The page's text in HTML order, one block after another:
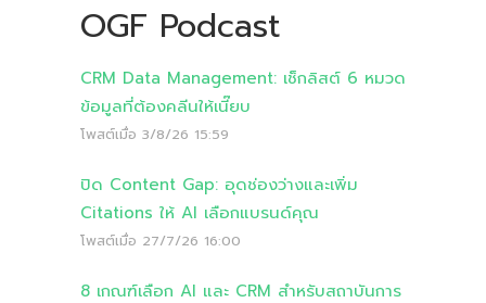
OGF Podcast
CRM Data Management: เช็กลิสต์ 6 หมวด
ข้อมูลที่ต้องคลีนให้เนี๊ยบ
โพสต์เมื่อ 3/8/26 15:59
ปิด Content Gap: อุดช่องว่างและเพิ่ม
Citations ให้ AI เลือกแบรนด์คุณ
โพสต์เมื่อ 27/7/26 16:00
8 เกณฑ์เลือก AI และ CRM สำหรับสถาบันการ